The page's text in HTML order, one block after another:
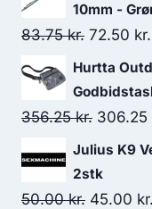
10mm -
83.75kr. Den
pris
var:
83.75 kr..
72.50 kr.
Hurtta
356.25kr. Den
pris
var:
306.25
Julius K9
2stk
50.00kr. Den
45.00 kr.